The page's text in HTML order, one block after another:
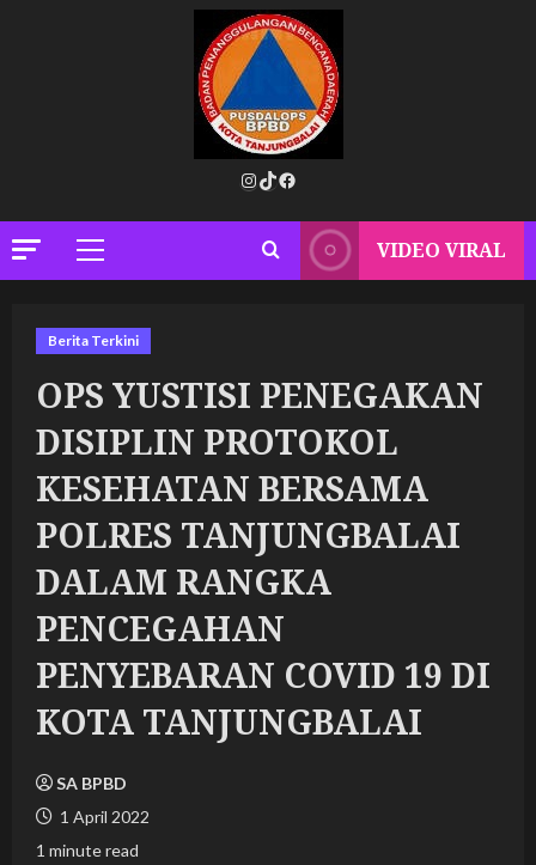
Instagram
TikTok
Facebook
Primary
VIDEO VIRAL
Berita Terkini
OPS YUSTISI PENEGAKAN
DISIPLIN PROTOKOL
KESEHATAN BERSAMA
POLRES TANJUNGBALAI
DALAM RANGKA
PENCEGAHAN
PENYEBARAN COVID 19 DI
KOTA TANJUNGBALAI
SA BPBD
1 April 2022
1 minute read